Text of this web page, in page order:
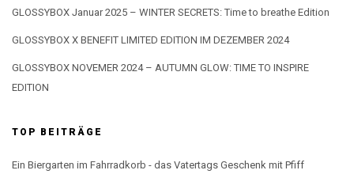
GLOSSYBOX Januar 2025 – WINTER SECRETS: Time to breathe Edition
GLOSSYBOX X BENEFIT LIMITED EDITION IM DEZEMBER 2024
GLOSSYBOX NOVEMER 2024 – AUTUMN GLOW: TIME TO INSPIRE
EDITION
TOP BEITRÄGE
Ein Biergarten im Fahrradkorb - das Vatertags Geschenk mit Pfiff